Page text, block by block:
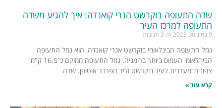
שדה התעופה בוקרשט הנרי קואנדה: איך להגיע משדה
התעופה למרכז העיר
9 באוגוסט 2023
נמל התעופה הבינלאומי בוקרשט אנרי קואנדה, הוא נמל התעופה
הבין־לאומי העמוס ביותר ברומניה. נמל התעופה ממוקם כ־16.5 ק"מ
צפונית־מערבית לעיר בוקרשט וליד הפרבר אוטופן. שדה
קרא עוד »